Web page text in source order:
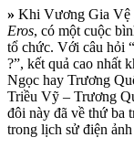
» Khi Vương Gia Vệ
Eros, có một cuộc
tổ chức. Với câu hỏi
?”, kết quả cao nhất
Ngọc hay Trương
Triều Vỹ – Trương
đôi này đã về thứ ba
trong lịch sử điện